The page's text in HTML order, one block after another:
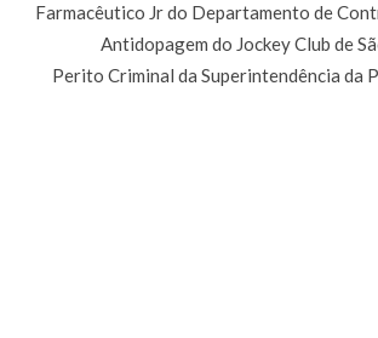
Farmacêutico Jr do Departamento de
Antidopagem do Jockey Club de
Perito Criminal da Superintendência da